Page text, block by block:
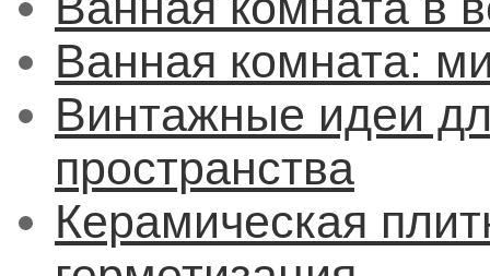
Ванная комната:
Винтажные идеи
пространства
Керамическая